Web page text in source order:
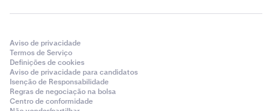
Aviso de privacidade
Termos de Serviço
Definições de cookies
Aviso de privacidade para candidatos
Isenção de Responsabilidade
Regras de negociação na bolsa
Centro de conformidade